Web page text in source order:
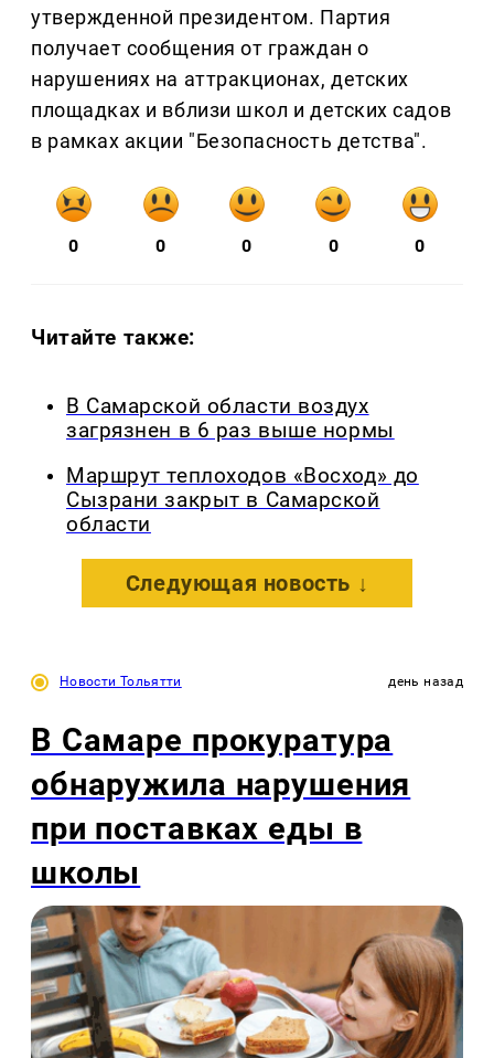
утвержденной президентом. Партия
получает сообщения от граждан о
нарушениях на аттракционах, детских
площадках и вблизи школ и детских садов
в рамках акции "Безопасность детства".
0 0 0 0 0
Читайте также:
В Самарской области воздух
загрязнен в 6 раз выше нормы
Маршрут теплоходов «Восход» до
Сызрани закрыт в Самарской
области
Следующая новость ↓
Новости Тольятти день назад
В Самаре прокуратура
обнаружила нарушения
при поставках еды в
школы